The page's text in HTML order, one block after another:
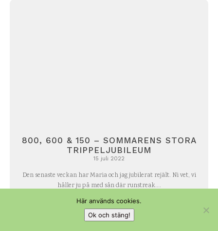
800, 600 & 150 – SOMMARENS STORA
TRIPPELJUBILEUM
15 juli 2022
Den senaste veckan har Maria och jag jubilerat rejält. Ni vet, vi
håller ju på med sån där runstreak....
LÄS MER
Här används cookies.
Ok och stäng!